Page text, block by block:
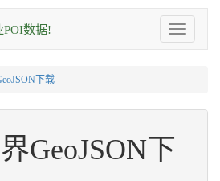
Toggle
navigation
POI数据!
下载
GeoJSON下